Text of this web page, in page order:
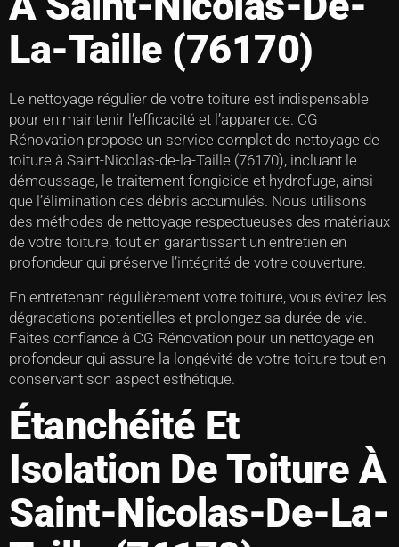
La-Taille (76170)
Le nettoyage régulier de votre toiture est indispensable
pour en maintenir l’efficacité et l’apparence. CG
Rénovation propose un service complet de nettoyage de
toiture à Saint-Nicolas-de-la-Taille (76170), incluant le
démoussage, le traitement fongicide et hydrofuge, ainsi
que l’élimination des débris accumulés. Nous utilisons
des méthodes de nettoyage respectueuses des matériaux
de votre toiture, tout en garantissant un entretien en
profondeur qui préserve l’intégrité de votre couverture.
En entretenant régulièrement votre toiture, vous évitez les
dégradations potentielles et prolongez sa durée de vie.
Faites confiance à CG Rénovation pour un nettoyage en
profondeur qui assure la longévité de votre toiture tout en
conservant son aspect esthétique.
Étanchéité Et
Isolation De Toiture À
Saint-Nicolas-De-La-